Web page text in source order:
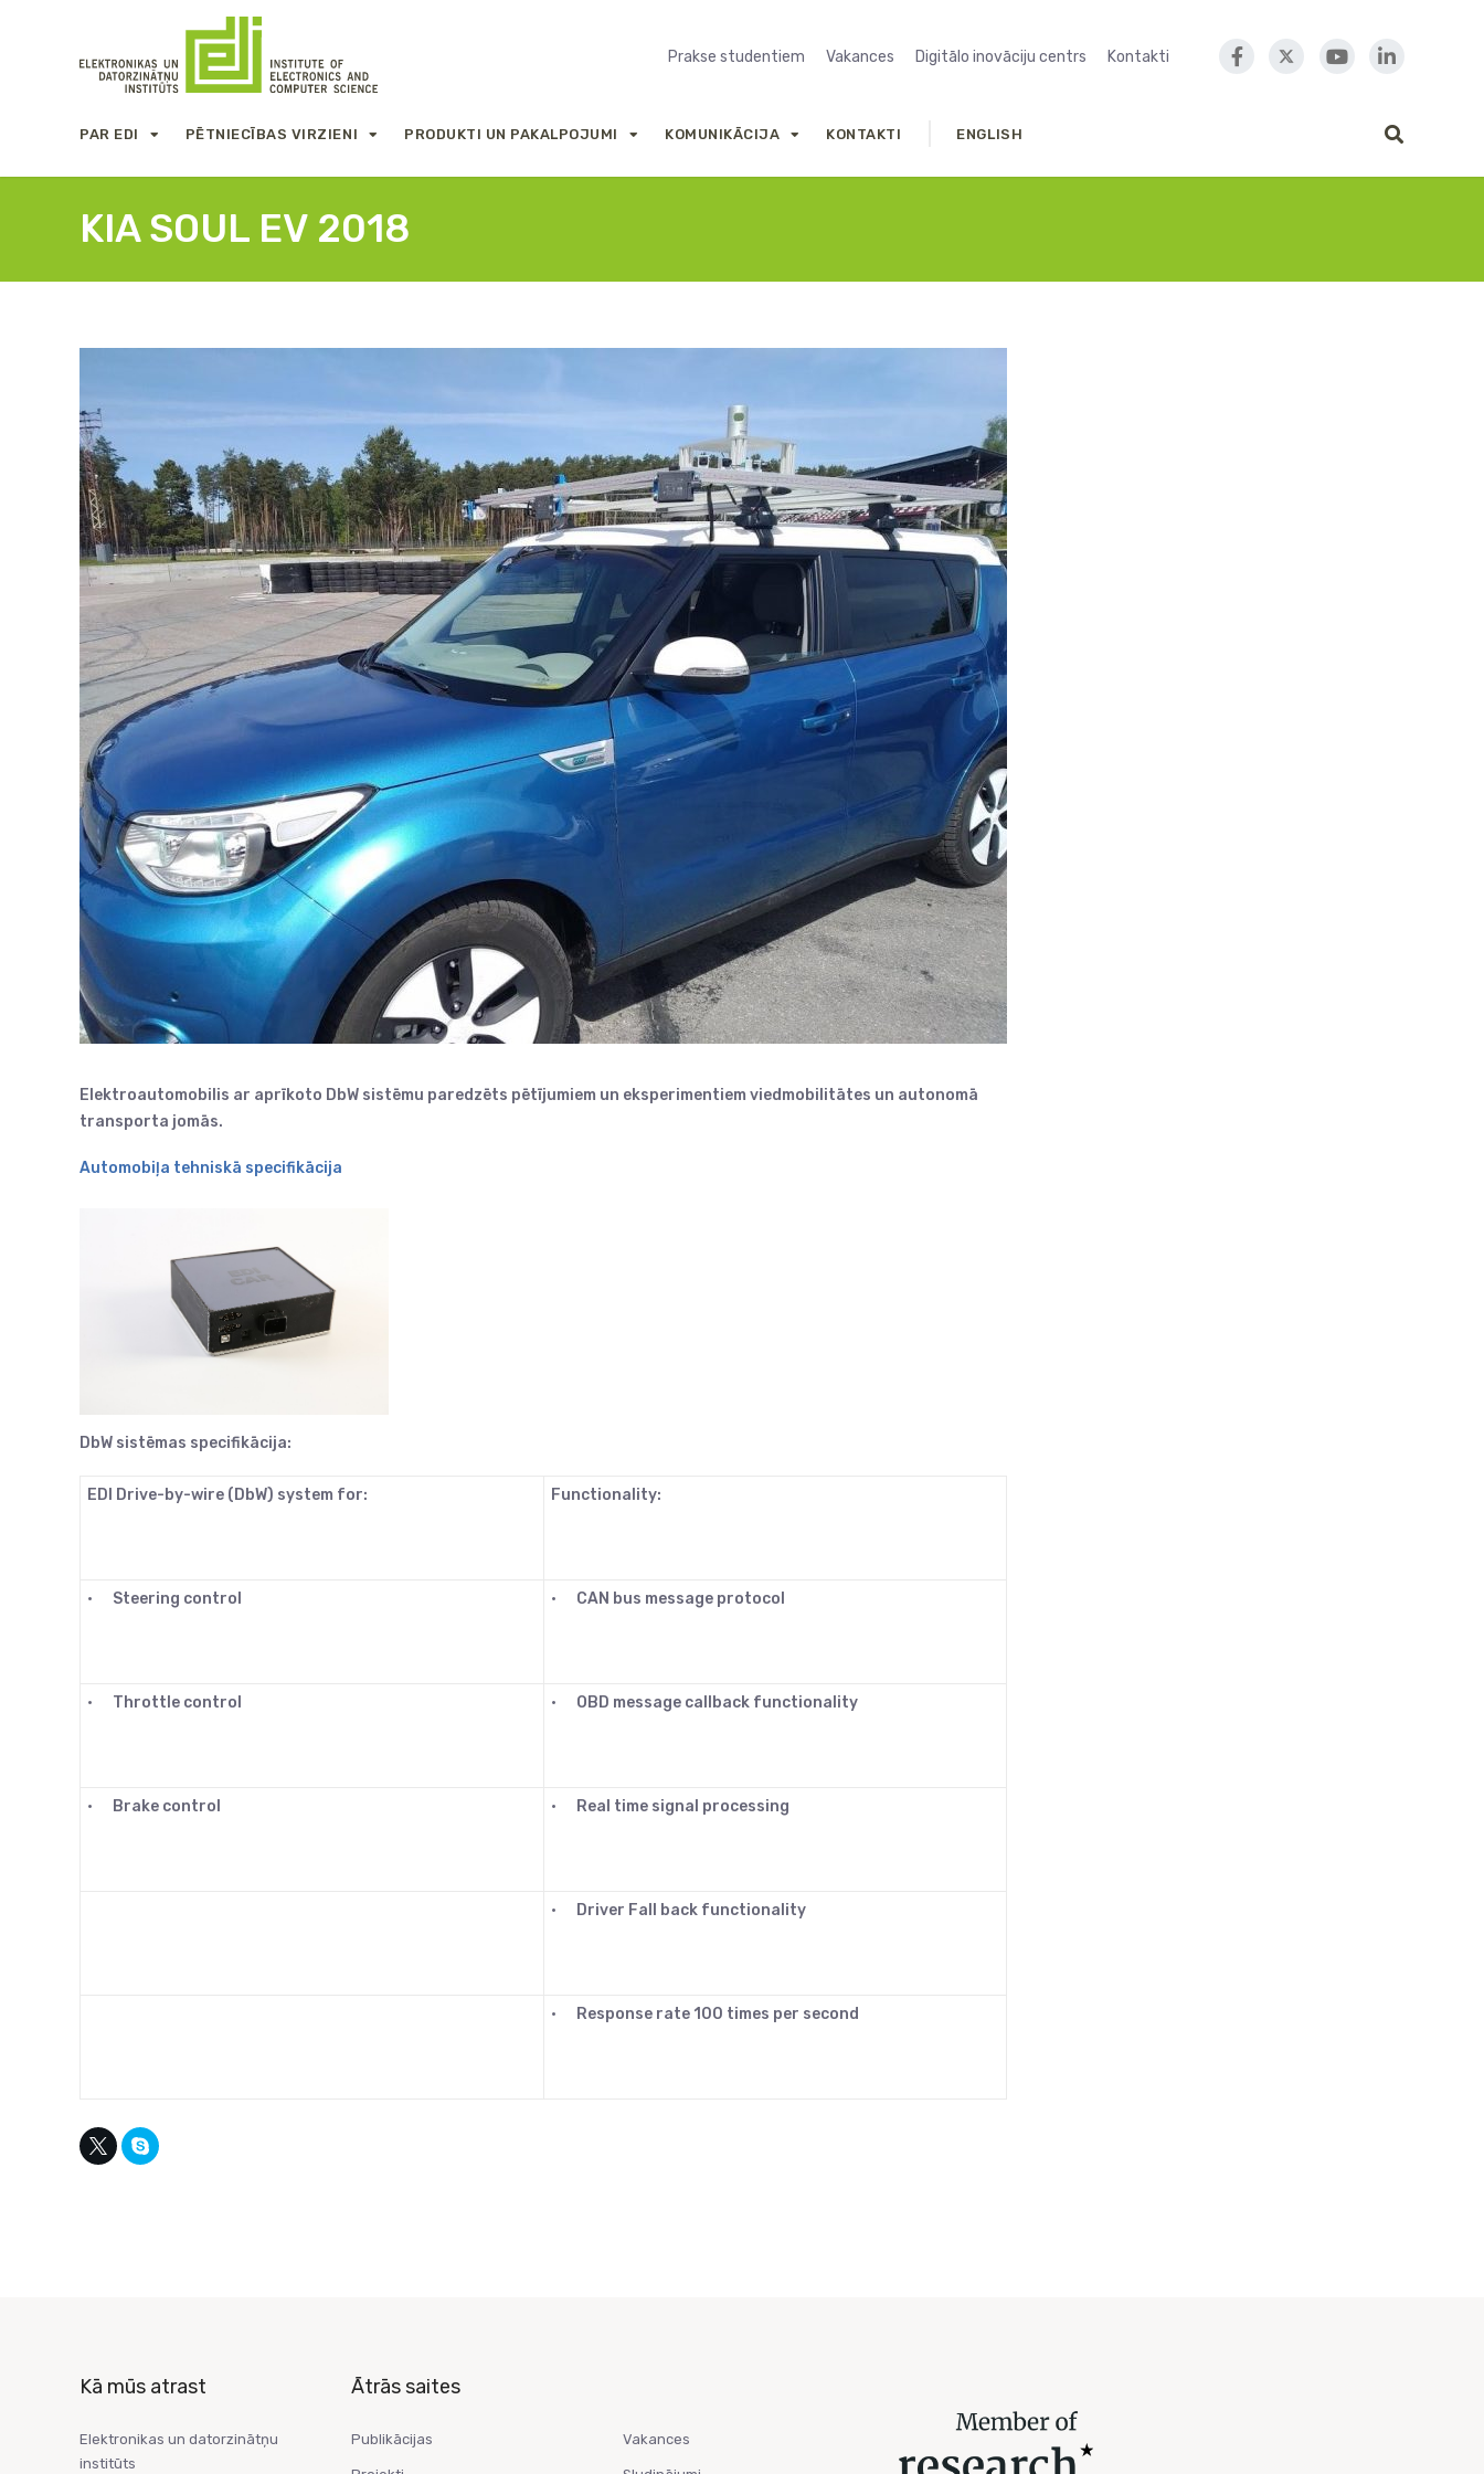
Prakse studentiem Vakances Digitālo inovāciju centrs Kontakti
PAR EDI PĒTNIECĪBAS VIRZIENI PRODUKTI UN PAKALPOJUMI KOMUNIKĀCIJA KONTAKTI ENGLISH
KIA SOUL EV 2018
Elektroautomobilis ar aprīkoto DbW sistēmu paredzēts pētījumiem un eksperimentiem viedmobilitātes un autonomā
transporta jomās.
Automobiļa tehniskā specifikācija
DbW sistēmas specifikācija:
EDI Drive-by-wire (DbW) system for: Functionality:
• Steering control • CAN bus message protocol
• Throttle control • OBD message callback functionality
• Brake control • Real time signal processing
• Driver Fall back functionality
• Response rate 100 times per second
Kā mūs atrast
Elektronikas un datorzinātņu
institūts
Ātrās saites
Publikācijas Vakances